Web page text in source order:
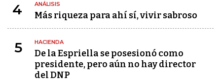
4 ANÁLISIS
Más riqueza para ahí sí, vivir sabroso
5 HACIENDA
De la Espriella se posesionó como
presidente, pero aún no hay director
del DNP